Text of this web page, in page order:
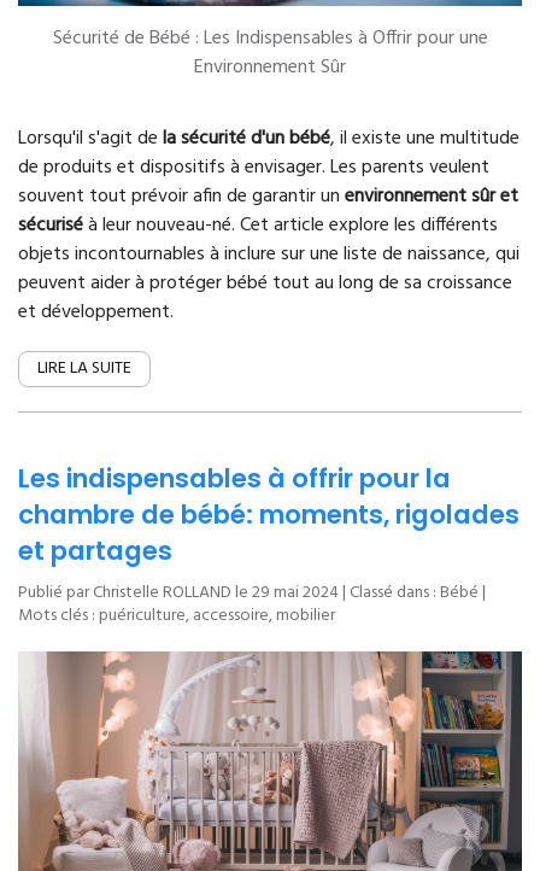
Sécurité de Bébé : Les Indispensables à Offrir pour une
Environnement Sûr
Lorsqu'il s'agit dela sécurité d'un bébé, il existe une multitude
de produits et dispositifs à envisager. Les parents veulent
souvent tout prévoir afin de garantir unenvironnement sûr et
sécuriséà leur nouveau-né. Cet article explore les différents
objets incontournables à inclure sur une liste de naissance, qui
peuvent aider à protéger bébé tout au long de sa croissance
et développement.
LIRE LA SUITE
Les indispensables à offrir pour la
chambre de bébé: moments, rigolades
et partages
Publié par Christelle ROLLAND le29 mai 2024| Classé dans : Bébé |
Mots clés : puériculture,accessoire,mobilier